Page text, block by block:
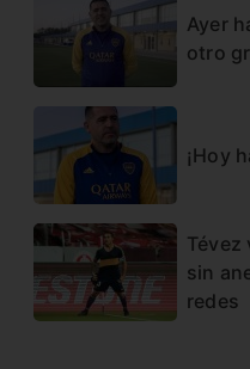
Ayer
otro
¡Hoy
sin
redes